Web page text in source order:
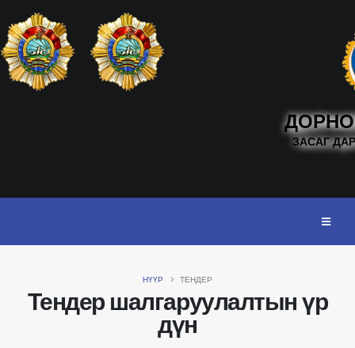
ЗАСАГ
НҮҮР ТЕНДЕР
Тендер шалгаруулалтын үр
дүн